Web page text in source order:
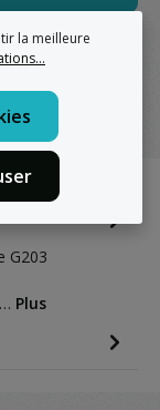
G203
Plus
la meilleure